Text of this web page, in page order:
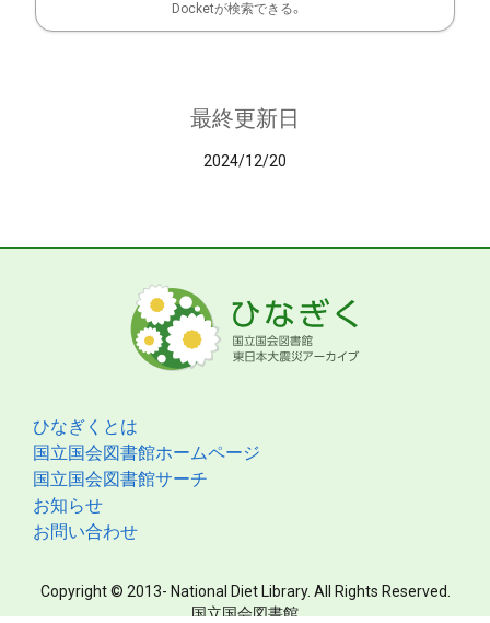
Docketが検索できる。
最終更新日
2024/12/20
ひなぎくとは
国立国会図書館ホームページ
国立国会図書館サーチ
お知らせ
お問い合わせ
Copyright © 2013- National Diet Library. All Rights Reserved.